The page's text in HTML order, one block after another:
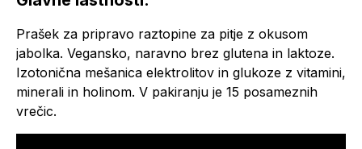
Prašek za pripravo raztopine za pitje z okusom
jabolka. Vegansko, naravno brez glutena in laktoze.
Izotonična mešanica elektrolitov in glukoze z vitamini,
minerali in holinom. V pakiranju je 15 posameznih
vrečic.